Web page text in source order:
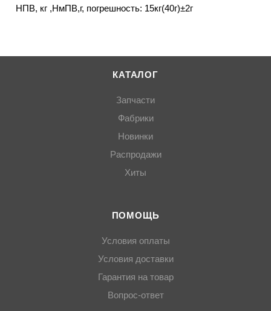
НПВ, кг ,НмПВ,г, погрешность: 15кг(40г)±2г
КАТАЛОГ
Запчасти
Фабрики
Новинки
Распродажи
Хиты
ПОМОЩЬ
Условия оплаты
Условия доставки
Гарантия на товар
Вопрос-ответ